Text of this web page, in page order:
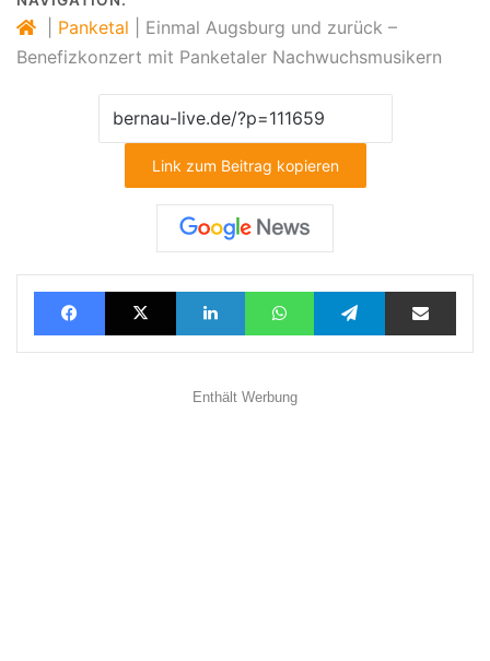
Panketal
Einmal Augsburg und zurück –
Benefizkonzert mit Panketaler Nachwuchsmusikern
Link zum Beitrag kopieren
FacebookX LinkedInWhatsAppTelegramTeilen via E-Mail
Enthält Werbung